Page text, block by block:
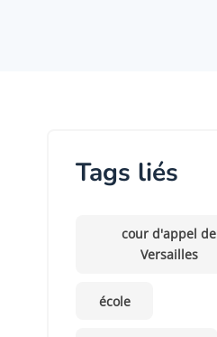
Tags liés
cour d'appel de
Versailles
école